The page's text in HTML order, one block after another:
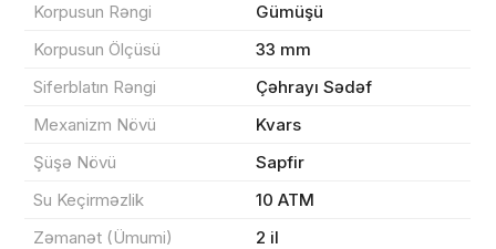
Korpusun Rəngi
Gümüşü
Korpusun Ölçüsü
33 mm
Siferblatın Rəngi
Çəhrayı Sədəf
Mexanizm Növü
Kvars
Şüşə Növü
Sapfir
Su Keçirməzlik
10 ATM
Zəmanət (Ümumi)
2 il
Sifarişi rəsmiləşdir